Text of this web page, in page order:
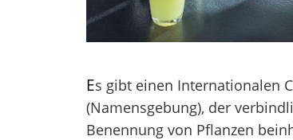
Es gibt einen Internationalen
(Namensgebung), der
Benennung von Pflanzen